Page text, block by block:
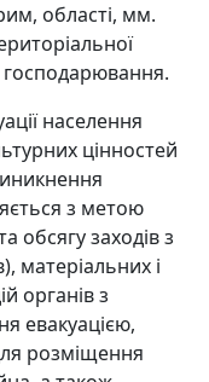
області, мм.
господарювання.
населення
цінностей
з метою
обсягу заходів з
матеріальних і
органів з
евакуацією,
розміщення